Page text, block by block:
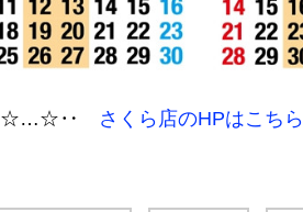
☆…☆‥ さくら店のHPはこちら